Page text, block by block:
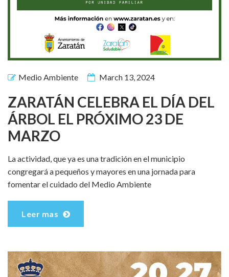
Medio Ambiente March 13, 2024
ZARATÁN CELEBRA EL DÍA DEL
ÁRBOL EL PRÓXIMO 23 DE
MARZO
La actividad, que ya es una tradición en el municipio
congregará a pequeños y mayores en una jornada para
fomentar el cuidado del Medio Ambiente
Leer mas